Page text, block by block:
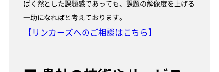
ばく然とした課題感であっても、課題の解像度を上げる
一助になればと考えております。
【リンカーズへのご相談はこちら】